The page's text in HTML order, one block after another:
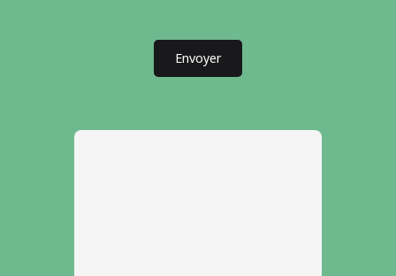
Envoyer